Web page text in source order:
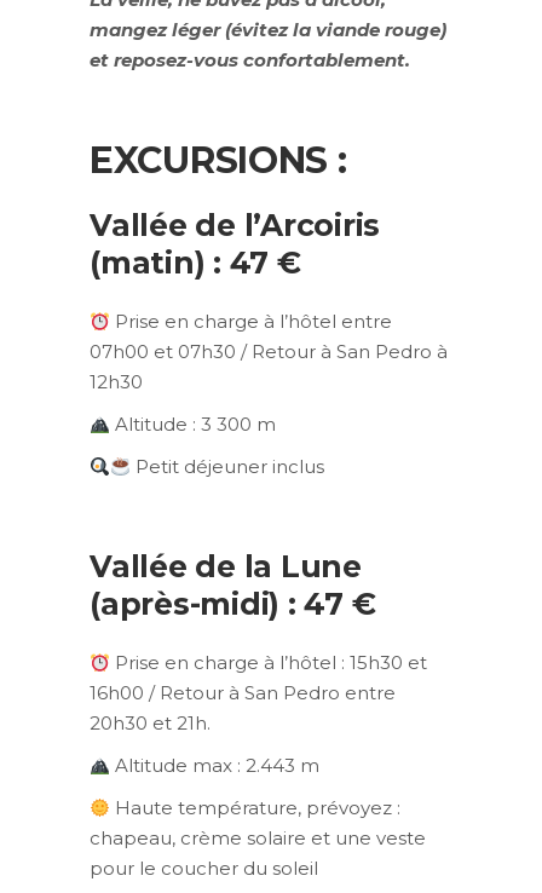
mangez léger (évitez la viande rouge)
et reposez-vous confortablement.
EXCURSIONS :
Vallée de l’Arcoiris
(matin) : 47 €
Prise en charge à l’hôtel entre
07h00 et 07h30 / Retour à San Pedro à
12h30
Altitude : 3 300 m
Petit déjeuner inclus
Vallée de la Lune
(après-midi) : 47 €
Prise en charge à l’hôtel : 15h30 et
16h00 / Retour à San Pedro entre
20h30 et 21h.
Altitude max : 2.443 m
Haute température, prévoyez :
chapeau, crème solaire et une veste
pour le coucher du soleil